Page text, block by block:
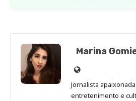
Marina
Site
de
Marina
Jornalista
entretenimento e